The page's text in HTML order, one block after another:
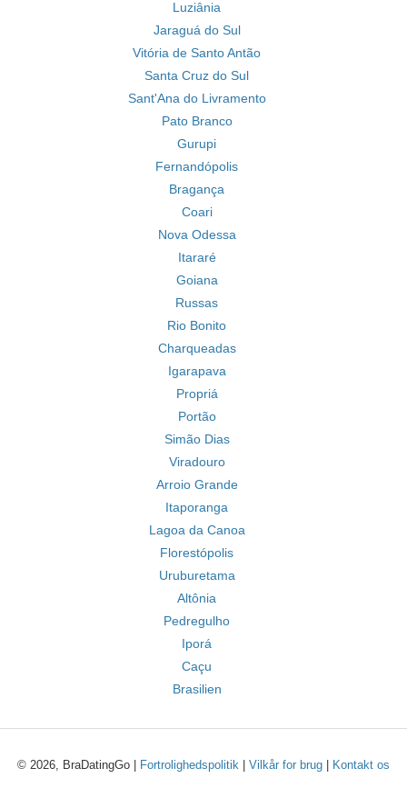
Luziânia
Jaraguá do Sul
Vitória de Santo Antão
Santa Cruz do Sul
Sant'Ana do Livramento
Pato Branco
Gurupi
Fernandópolis
Bragança
Coari
Nova Odessa
Itararé
Goiana
Russas
Rio Bonito
Charqueadas
Igarapava
Propriá
Portão
Simão Dias
Viradouro
Arroio Grande
Itaporanga
Lagoa da Canoa
Florestópolis
Uruburetama
Altônia
Pedregulho
Iporá
Caçu
Brasilien
© 2026, BraDatingGo | Fortrolighedspolitik Vilkår for brug Kontakt os